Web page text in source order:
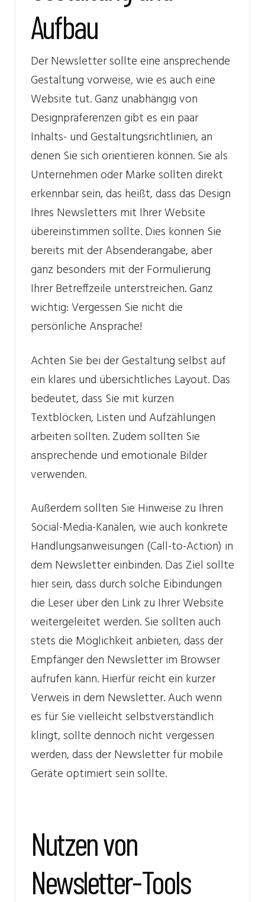
Aufbau
Der Newsletter sollte eine ansprechende
Gestaltung vorweise, wie es auch eine
Website tut. Ganz unabhängig von
Designpräferenzen gibt es ein paar
Inhalts- und Gestaltungsrichtlinien, an
denen Sie sich orientieren können. Sie als
Unternehmen oder Marke sollten direkt
erkennbar sein, das heißt, dass das Design
Ihres Newsletters mit Ihrer Website
übereinstimmen sollte. Dies können Sie
bereits mit der Absenderangabe, aber
ganz besonders mit der Formulierung
Ihrer Betreffzeile unterstreichen. Ganz
wichtig: Vergessen Sie nicht die
persönliche Ansprache!
Achten Sie bei der Gestaltung selbst auf
ein klares und übersichtliches Layout. Das
bedeutet, dass Sie mit kurzen
Textblöcken, Listen und Aufzählungen
arbeiten sollten. Zudem sollten Sie
ansprechende und emotionale Bilder
verwenden.
Außerdem sollten Sie Hinweise zu Ihren
Social-Media-Kanälen, wie auch konkrete
Handlungsanweisungen (Call-to-Action) in
dem Newsletter einbinden. Das Ziel sollte
hier sein, dass durch solche Eibindungen
die Leser über den Link zu Ihrer Website
weitergeleitet werden. Sie sollten auch
stets die Möglichkeit anbieten, dass der
Empfänger den Newsletter im Browser
aufrufen kann. Hierfür reicht ein kurzer
Verweis in dem Newsletter. Auch wenn
es für Sie vielleicht selbstverständlich
klingt, sollte dennoch nicht vergessen
werden, dass der Newsletter für mobile
Geräte optimiert sein sollte.
Nutzen von
Newsletter-Tools